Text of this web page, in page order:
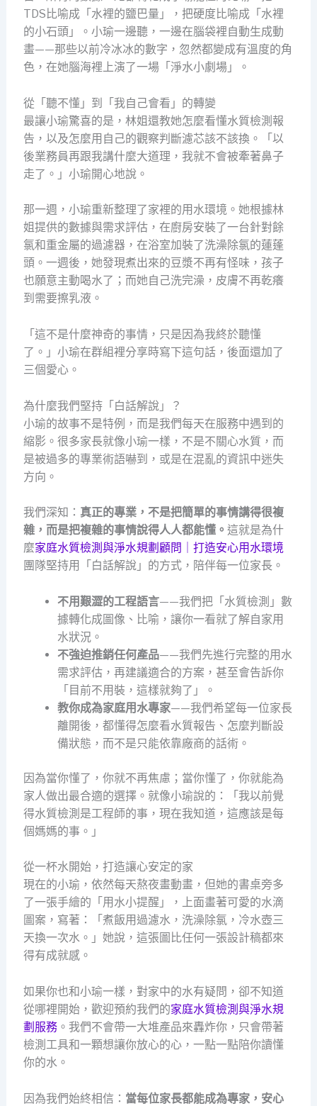
TDS比喻成「水裡的鹽巴量」，把硬度比喻成「水裡
的小石頭」。小瑜一邊聽，一邊在腦袋裡自動生成動
畫——那些以前冷冰冰的數字，忽然都變成有溫度的角
色，在她腦海裡上演了一場「淨水小劇場」。
從「聽不懂」到「我自己會看」的轉變
最讓小瑜驚喜的是，林姐還教她怎麼看懂水質檢測報
告，以及怎麼用自己的觀察判斷濾芯該不該換。「以
後業務員再跟我講什麼大道理，我就不會被牽著鼻子
走了。」小瑜開心地說。
那一週，小瑜重新整理了家裡的用水環境。她根據林
姐提供的數據與需求評估，在廚房安裝了一台針對餘
氯和重金屬的過濾器，在浴室加裝了洗澡除氯的蓮蓬
頭。一週後，她發現煮出來的豆漿不再有怪味，孩子
也願意主動喝水了；而她自己洗完澡，皮膚不再乾癢
到需要擦乳液。
「這不是什麼神奇的事情，只是因為我終於聽懂
了。」小瑜在群組裡分享時寫下這句話，後面還加了
三個愛心。
為什麼我們堅持「白話解說」？
小瑜的故事不是特例，而是我們每天在服務中遇到的
縮影。很多家長就像小瑜一樣，不是不關心水質，而
是被過多的專業術語嚇到，或是在混亂的資訊中迷失
方向。
我們深知： 真正的專業，不是把簡單的事情講得很複
雜，而是把複雜的事情說得人人都能懂。 這就是為什
麼家庭水質檢測與淨水規劃顧問｜打造安心用水環境
團隊堅持用「白話解說」的方式，陪伴每一位家長。
不用艱澀的工程語言——我們把「水質檢測」數
據轉化成圖像、比喻，讓你一看就了解自家用
水狀況。
不強迫推銷任何產品——我們先進行完整的用水
需求評估，再建議適合的方案，甚至會告訴你
「目前不用裝，這樣就夠了」。
教你成為家庭用水專家——我們希望每一位家長
離開後，都懂得怎麼看水質報告、怎麼判斷設
備狀態，而不是只能依靠廠商的話術。
因為當你懂了，你就不再焦慮；當你懂了，你就能為
家人做出最合適的選擇。就像小瑜說的：「我以前覺
得水質檢測是工程師的事，現在我知道，這應該是每
個媽媽的事。」
從一杯水開始，打造讓心安定的家
現在的小瑜，依然每天熬夜畫動畫，但她的書桌旁多
了一張手繪的「用水小提醒」，上面畫著可愛的水滴
圖案，寫著：「煮飯用過濾水，洗澡除氯，冷水壺三
天換一次水。」她說，這張圖比任何一張設計稿都來
得有成就感。
如果你也和小瑜一樣，對家中的水有疑問，卻不知道
從哪裡開始，歡迎預約我們的家庭水質檢測與淨水規
劃服務。我們不會帶一大堆產品來轟炸你，只會帶著
檢測工具和一顆想讓你放心的心，一點一點陪你讀懂
你的水。
因為我們始終相信： 當每位家長都能成為專家，安心